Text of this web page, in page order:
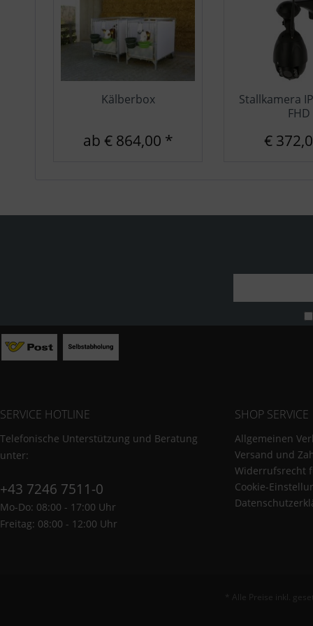
Kälberbox
ab € 864,00 *
Stallkamera
FHD
€
SERVICE HOTLINE
Telefonische Unterstützung und Beratung
unter:
+43 7246 7511-0
Mo-Do: 08:00 - 17:00 Uhr
Freitag: 08:00 - 12:00 Uhr
SHOP SERVICE
Allgemeinen
Versand und
Widerrufsrecht
Cookie-
* Alle Preise inkl.